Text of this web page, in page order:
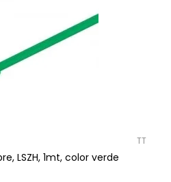
TT
LSZH, 1mt, color verde